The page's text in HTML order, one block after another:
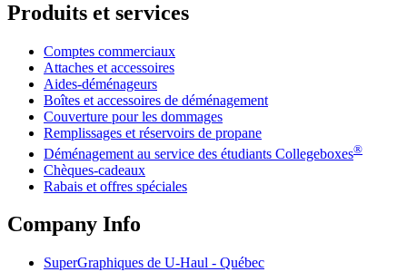
Produits et services
Comptes commerciaux
Attaches et accessoires
Aides-déménageurs
Boîtes et accessoires de déménagement
Couverture pour les dommages
Remplissages et réservoirs de propane
Déménagement au service des étudiants Collegeboxes®
Chèques-cadeaux
Rabais et offres spéciales
Company Info
SuperGraphiques de U-Haul - Québec